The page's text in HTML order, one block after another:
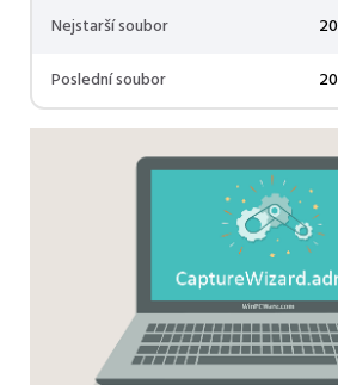
Nejstarší soubor
Poslední soubor